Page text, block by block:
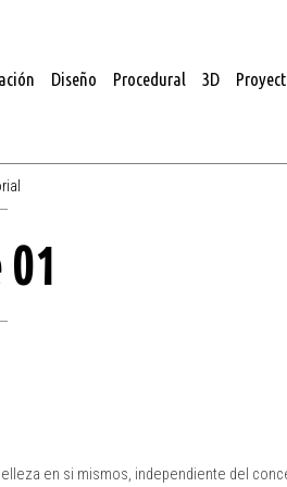
Diseño Procedural 3D
en si mismos, independiente del